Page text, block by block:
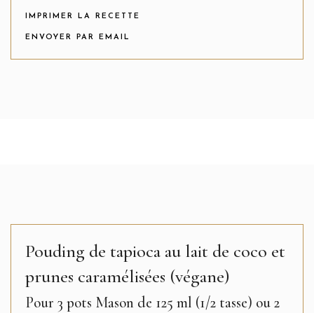
IMPRIMER LA RECETTE
ENVOYER PAR EMAIL
Pouding de tapioca au lait de coco et
prunes caramélisées (végane)
Pour 3 pots Mason de 125 ml (1/2 tasse) ou 2